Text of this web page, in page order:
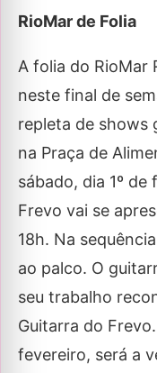
RioMar de Folia
A folia do RioMar
neste final de
repleta de shows
na Praça de
sábado, dia 1º
Frevo vai se
18h. Na
ao palco. O
seu trabalho
Guitarra do
fevereiro, será a